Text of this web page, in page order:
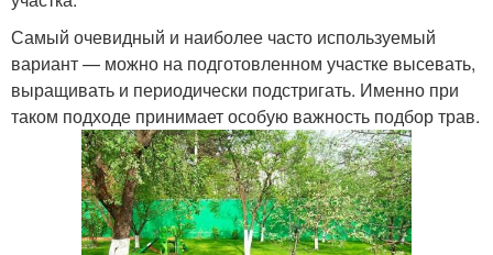
Самый очевидный и наиболее часто используемый
вариант — можно на подготовленном участке высевать,
выращивать и периодически подстригать. Именно при
таком подходе принимает особую важность подбор трав.